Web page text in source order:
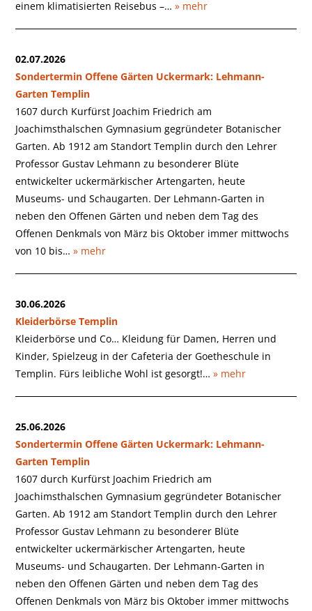
einem klimatisierten Reisebus –…» mehr
02.07.2026
Sondertermin Offene Gärten Uckermark: Lehmann-
Garten Templin
1607 durch Kurfürst Joachim Friedrich am
Joachimsthalschen Gymnasium gegründeter Botanischer
Garten. Ab 1912 am Standort Templin durch den Lehrer
Professor Gustav Lehmann zu besonderer Blüte
entwickelter uckermärkischer Artengarten, heute
Museums- und Schaugarten. Der Lehmann-Garten in
neben den Offenen Gärten und neben dem Tag des
Offenen Denkmals von März bis Oktober immer mittwochs
von 10 bis…» mehr
30.06.2026
Kleiderbörse Templin
Kleiderbörse und Co… Kleidung für Damen, Herren und
Kinder, Spielzeug in der Cafeteria der Goetheschule in
Templin. Fürs leibliche Wohl ist gesorgt!…» mehr
25.06.2026
Sondertermin Offene Gärten Uckermark: Lehmann-
Garten Templin
1607 durch Kurfürst Joachim Friedrich am
Joachimsthalschen Gymnasium gegründeter Botanischer
Garten. Ab 1912 am Standort Templin durch den Lehrer
Professor Gustav Lehmann zu besonderer Blüte
entwickelter uckermärkischer Artengarten, heute
Museums- und Schaugarten. Der Lehmann-Garten in
neben den Offenen Gärten und neben dem Tag des
Offenen Denkmals von März bis Oktober immer mittwochs